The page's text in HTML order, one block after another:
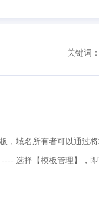
关键词：
，域名所有者可以通过
选择【模板管理】，即